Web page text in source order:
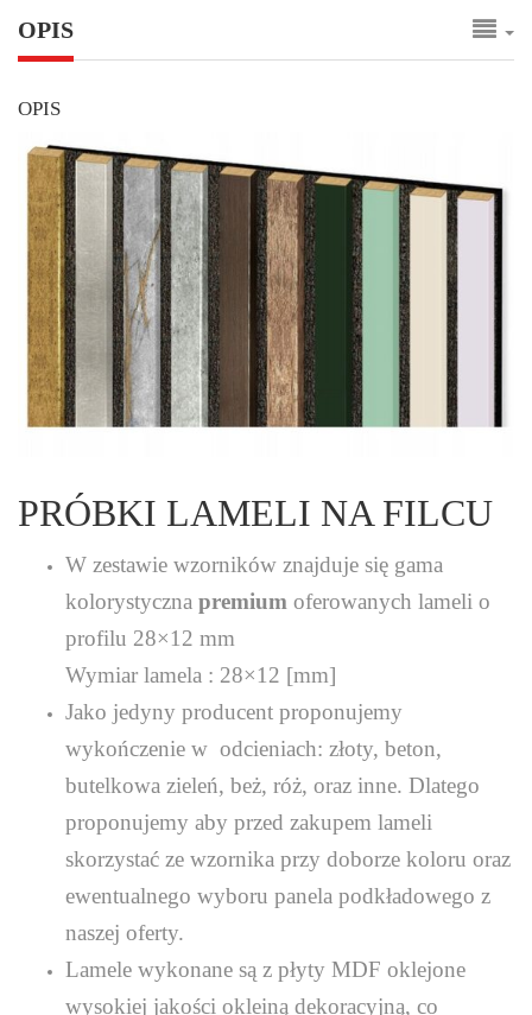
OPIS
OPIS
PRÓBKI LAMELI NA FILCU
W zestawie wzorników znajduje się gama
kolorystyczna premium oferowanych lameli o
profilu 28×12 mm
Wymiar lamela : 28×12 [mm]
Jako jedyny producent proponujemy
wykończenie w odcieniach: złoty, beton,
butelkowa zieleń, beż, róż, oraz inne. Dlatego
proponujemy aby przed zakupem lameli
skorzystać ze wzornika przy doborze koloru oraz
ewentualnego wyboru panela podkładowego z
naszej oferty.
Lamele wykonane są z płyty MDF oklejone
wysokiej jakości okleiną dekoracyjną, co